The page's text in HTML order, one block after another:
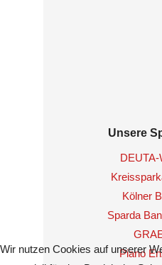
Unsere
Kölner
Sparda
Piano
Wir nutzen Cookies auf unserer